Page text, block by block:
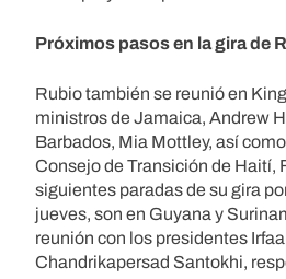
Próximos pasos en la gira de
Rubio también se reunió en
ministros de Jamaica, Andrew
Barbados, Mia Mottley, así
Consejo de Transición de Haití,
siguientes paradas de su gira
jueves, son en Guyana y
reunión con los presidentes
Chandrikapersad Santokhi,